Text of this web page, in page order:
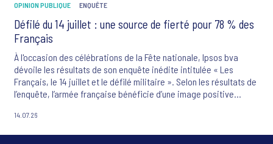
OPINION PUBLIQUE ENQUÊTE
Défilé du 14 juillet : une source de fierté pour 78 % des
Français
À l'occasion des célébrations de la Fête nationale, Ipsos bva
dévoile les résultats de son enquête inédite intitulée « Les
Français, le 14 juillet et le défilé militaire ». Selon les résultats de
l’enquête, l’armée française bénéficie d’une image positive
souligne également que 80 % des Français considèrent le défilé
14.07.26